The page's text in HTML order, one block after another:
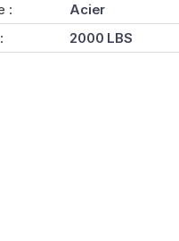
:
Acier
2000 LBS